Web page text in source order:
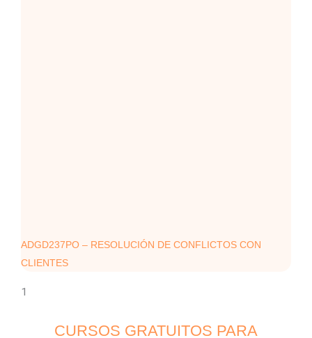
ADGD237PO – RESOLUCIÓN DE CONFLICTOS CON
CLIENTES
CURSOS GRATUITOS PARA